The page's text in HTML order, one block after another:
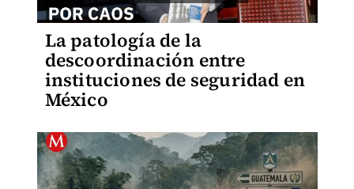
La patología de la
descoordinación entre
instituciones de seguridad en
México